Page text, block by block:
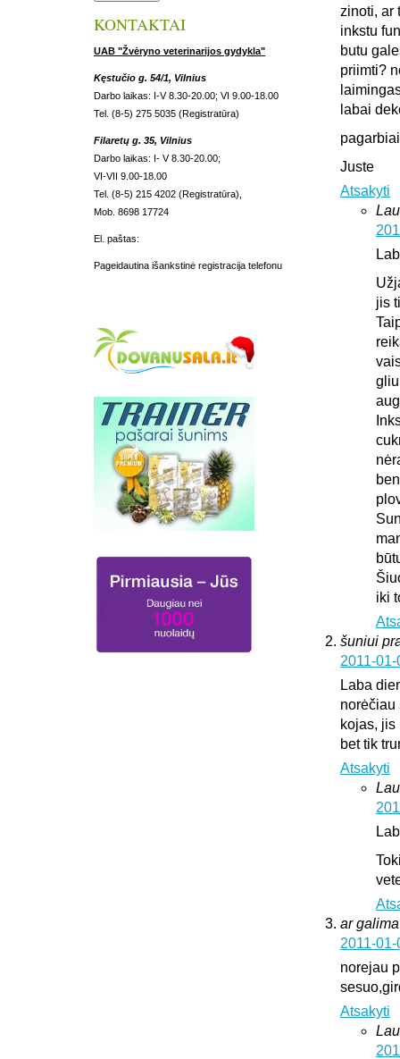
KONTAKTAI
UAB "Žvėryno veterinarijos gydykla"
Kęstučio g. 54/1, Vilnius
Darbo laikas: I-V 8.30-20.00; VI 9.00-18.00
Tel. (8-5) 275 5035 (Registratūra)
Filaretų g. 35, Vilnius
Darbo laikas: I- V 8.30-20.00;
VI-VII 9.00-18.00
Tel. (8-5) 215 4202 (Registratūra),
Mob. 8698 17724
El. paštas:
Pageidautina išankstinė registracija telefonu
zinoti, ar
inkstu
butu
priimti?
labai
Juste
Atsakyti
jis
iki
šuniui
2011-
Laba
norėčiau
kojas,
bet tik
Atsakyti
ar
2011-
norejau
Atsakyti